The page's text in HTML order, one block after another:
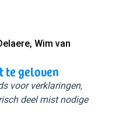
Wim van
te geloven
voor verklaringen,
deel mist nodige